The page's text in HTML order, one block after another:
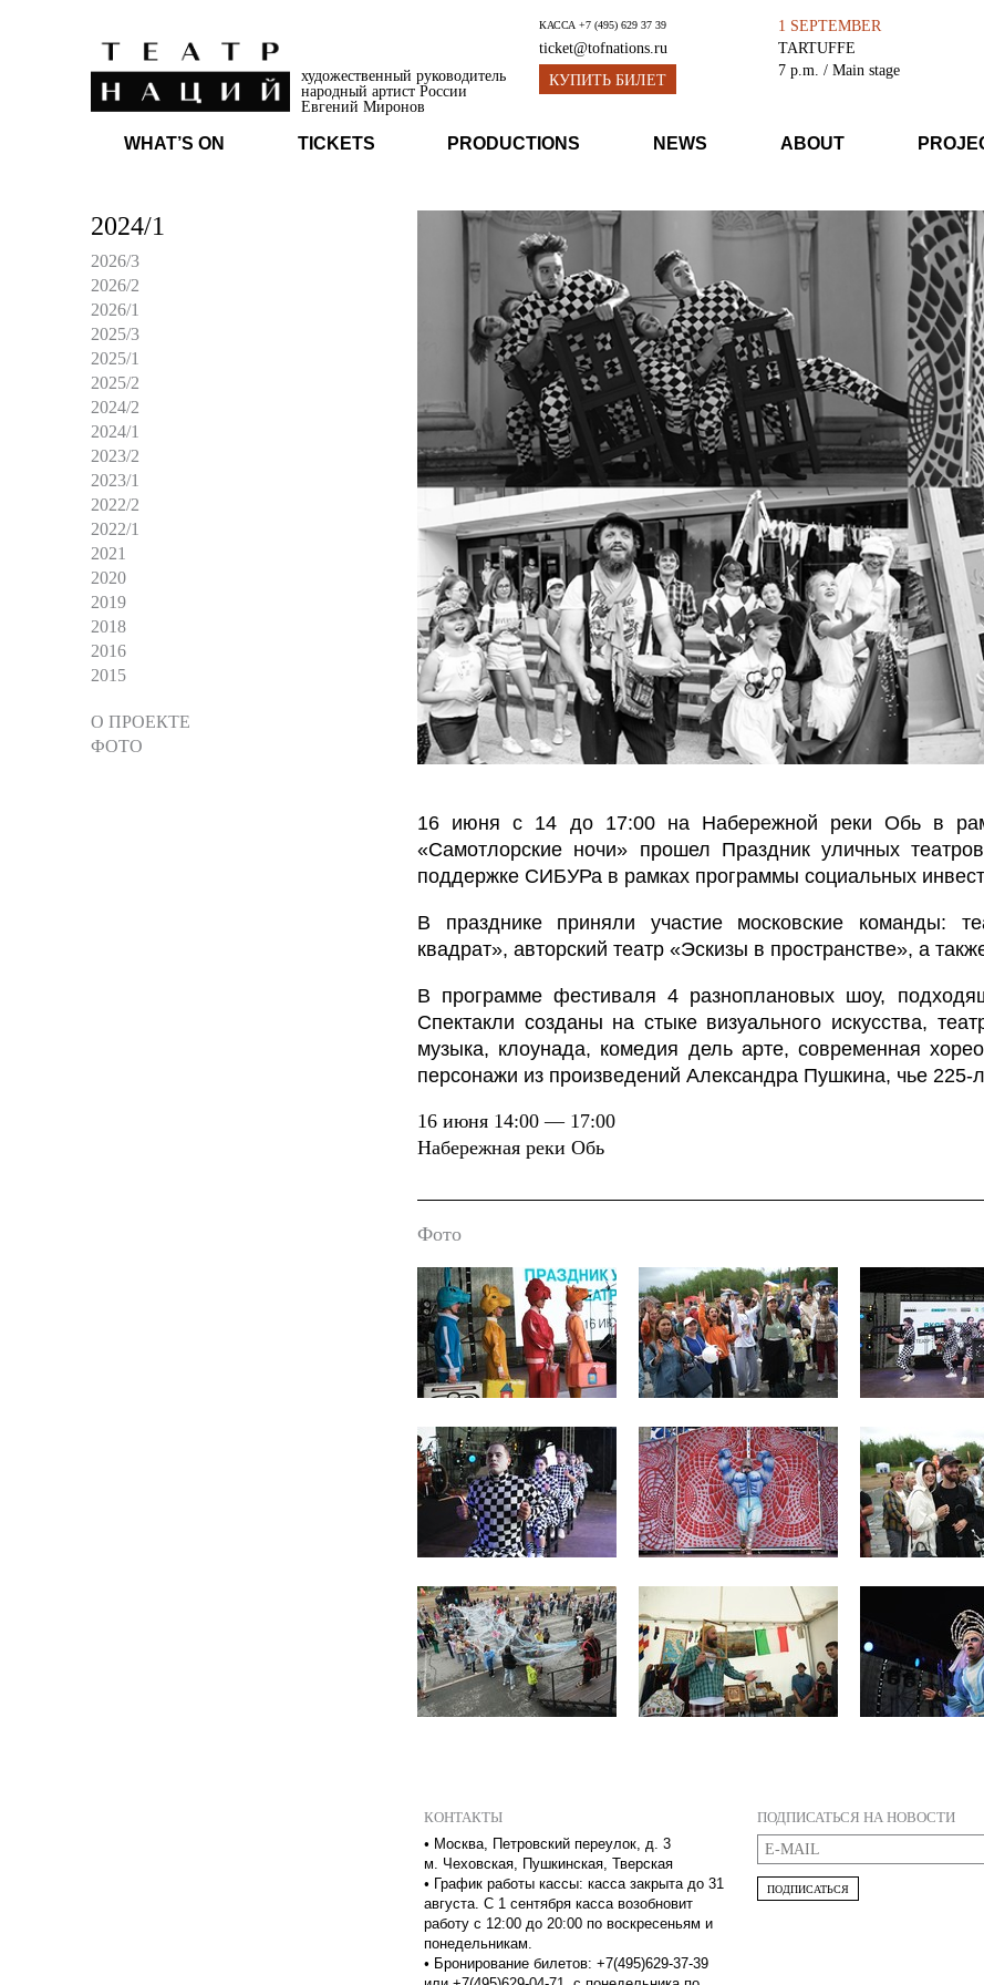
художественный руководитель
народный артист России
Евгений Миронов
КАССА +7 (495) 629 37 39
ticket@tofnations.ru
КУПИТЬ БИЛЕТ
1 SEPTEMBER
TARTUFFE
7 p.m. / Main stage
WHAT’S ON TICKETS PRODUCTIONS NEWS ABOUT
2024/1
2026/3
2026/2
2026/1
2025/3
2025/1
2025/2
2024/2
2024/1
2023/2
2023/1
2022/2
2022/1
2021
2020
2019
2018
2016
2015
О ПРОЕКТЕ
ФОТО
16 июня с 14 до 17:00 на Набережной реки Обь в
«Самотлорские ночи» прошел Праздник уличных
поддержке СИБУРа в рамках программы социальных
В празднике приняли участие московские команды:
квадрат», авторский театр «Эскизы в пространстве», а
В программе фестиваля 4 разноплановых шоу,
Спектакли созданы на стыке визуального искусства,
музыка, клоунада, комедия дель арте, современная
персонажи из произведений Александра Пушкина, чье 225-
16 июня 14:00 — 17:00
Набережная реки Обь
Фото
КОНТАКТЫ
• Москва, Петровский переулок, д. 3
м. Чеховская, Пушкинская, Тверская
• График работы кассы: касса закрыта до 31
августа. С 1 сентября касса возобновит
работу с 12:00 до 20:00 по воскресеньям и
понедельникам.
• Бронирование билетов: +7(495)629-37-39
ПОДПИСАТЬСЯ НА НОВОСТИ
ПОДПИСАТЬСЯ